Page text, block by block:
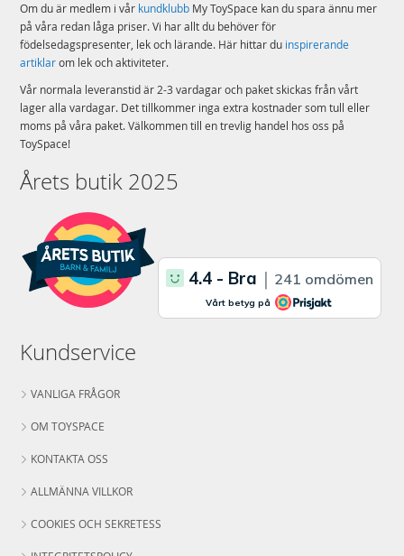
Om du är medlem i vår kundklubb My ToySpace kan du spara ännu mer
på våra redan låga priser. Vi har allt du behöver för
födelsedagspresenter, lek och lärande. Här hittar du inspirerande
artiklarom lek och aktiviteter.
Vår normala leveranstid är 2-3 vardagar och paket skickas från vårt
lager alla vardagar. Det tillkommer inga extra kostnader som tull eller
moms på våra paket. Välkommen till en trevlig handel hos oss på
ToySpace!
Årets butik 2025
Kundservice
VANLIGA FRÅGOR
OM TOYSPACE
KONTAKTA OSS
ALLMÄNNA VILLKOR
COOKIES OCH SEKRETESS